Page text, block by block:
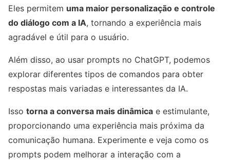
Eles permitem uma maior personalização e controle
do diálogo com a IA, tornando a experiência mais
agradável e útil para o usuário.
Além disso, ao usar prompts no ChatGPT, podemos
explorar diferentes tipos de comandos para obter
respostas mais variadas e interessantes da IA.
Isso torna a conversa mais dinâmica e estimulante,
proporcionando uma experiência mais próxima da
comunicação humana. Experimente e veja como os
prompts podem melhorar a interação com a